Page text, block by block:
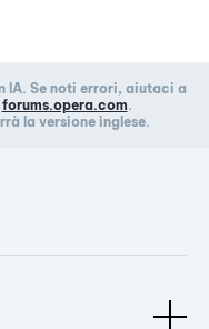
IA. Se noti errori, aiutaci a
forums.opera.com.
la versione inglese.